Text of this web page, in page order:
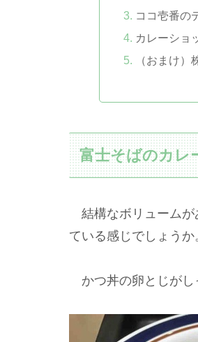
ココ壱番の
カレーショ
（おまけ
富士そばのカレ
結構なボリュームが
ている感じでしょうか
かつ丼の卵とじがし